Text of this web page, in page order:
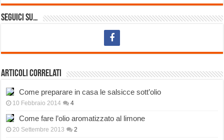
Seguici su…
Articoli correlati
Come preparare in casa le salsicce sott’olio
10 Febbraio 2014 4
Come fare l’olio aromatizzato al limone
20 Settembre 2013 2